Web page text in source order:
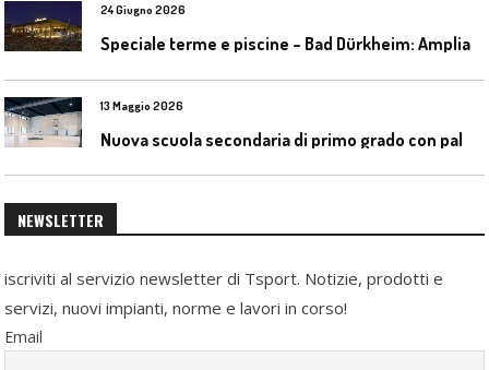
24 Giugno 2026
13 Maggio 2026
NEWSLETTER
iscriviti al servizio newsletter di Tsport. Notizie, prodotti e
servizi, nuovi impianti, norme e lavori in corso!
Email